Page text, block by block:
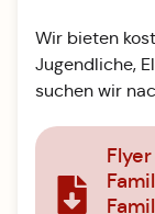
Wir bieten
Jugendliche,
suchen wir